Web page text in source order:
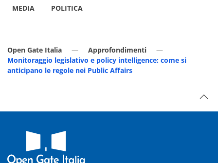
MEDIA POLITICA
Open Gate Italia
Approfondimenti
Monitoraggio legislativo e policy intelligence: come si
anticipano le regole nei Public Affairs